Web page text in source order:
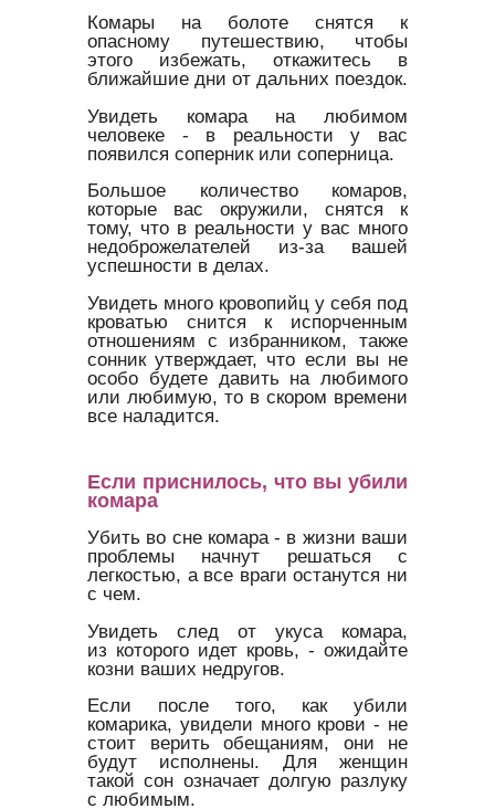
Комары на болоте снятся к
опасному путешествию, чтобы
этого избежать, откажитесь в
ближайшие дни от дальних поездок.
Увидеть комара на любимом
человеке - в реальности у вас
появился соперник или соперница.
Большое количество комаров,
которые вас окружили, снятся к
тому, что в реальности у вас много
недоброжелателей из-за вашей
успешности в делах.
Увидеть много кровопийц у себя под
кроватью снится к испорченным
отношениям с избранником, также
сонник утверждает, что если вы не
особо будете давить на любимого
или любимую, то в скором времени
все наладится.
Если приснилось, что вы убили
комара
Убить во сне комара - в жизни ваши
проблемы начнут решаться с
легкостью, а все враги останутся ни
с чем.
Увидеть след от укуса комара,
из которого идет кровь, - ожидайте
козни ваших недругов.
Если после того, как убили
комарика, увидели много крови - не
стоит верить обещаниям, они не
будут исполнены. Для женщин
такой сон означает долгую разлуку
с любимым.